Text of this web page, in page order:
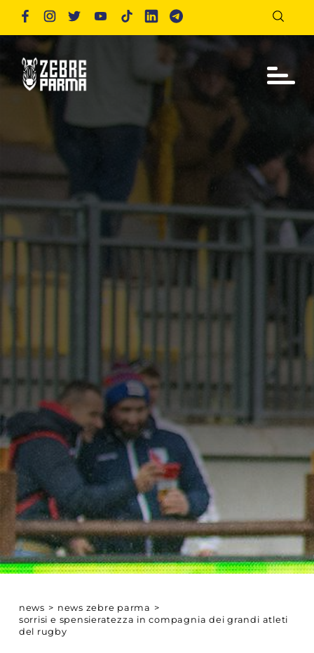
news > news zebre parma >
sorrisi e spensieratezza in compagnia dei grandi atleti
del rugby